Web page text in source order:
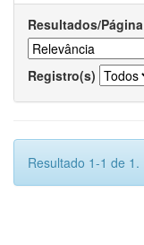
Resultados/Página
Registro(s)
Resultado 1-1 de 1.